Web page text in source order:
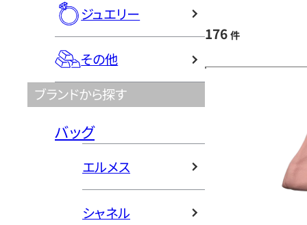
ジュエリー
その他
ブランドから探す
バッグ
エルメス
シャネル
176 件